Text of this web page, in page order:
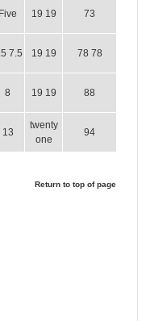
Five 19 19 73
7.5 19 19 78 78
8 19 19 88
13
twenty
one
94
Return to top of page